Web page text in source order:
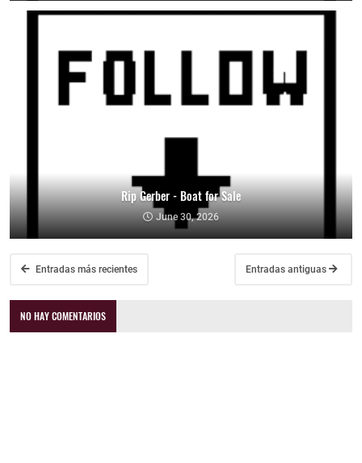
Rip Gerber - Boat for Sale
June 30, 2026
Entradas más recientes Entradas antiguas
NO HAY COMENTARIOS